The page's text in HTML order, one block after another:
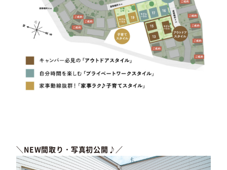
＼NEW間取り・写真初公開♪／